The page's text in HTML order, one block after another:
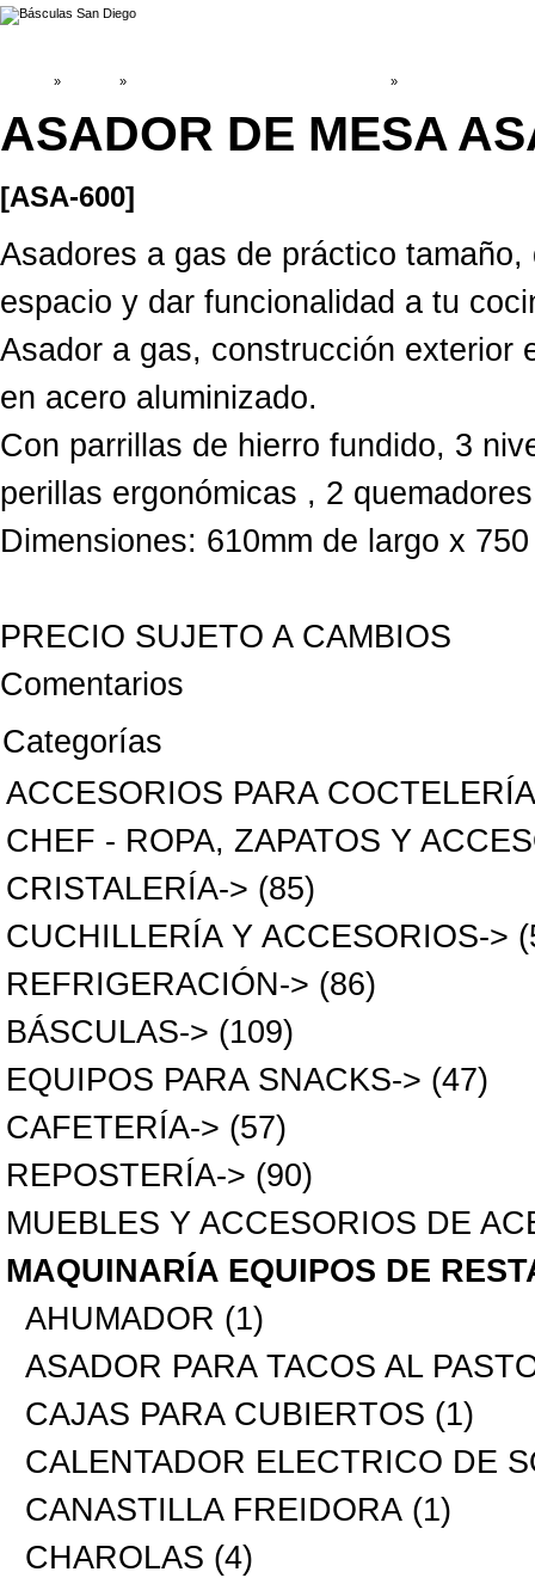
» » »
ASADOR DE MESA
[ASA-600]
Asadores a gas de práctico
espacio y dar funcionalidad a tu
Asador a gas, construcción exterior
en acero aluminizado.
Con parrillas de hierro fundido, 3
perillas ergonómicas , 2
Dimensiones: 610mm de largo x
PRECIO SUJETO A CAMBIOS
Comentarios
Categorías
ACCESORIOS PARA COCTELERÍA
CHEF - ROPA, ZAPATOS Y
CRISTALERÍA-> (85)
CUCHILLERÍA Y ACCESORIOS->
REFRIGERACIÓN-> (86)
BÁSCULAS-> (109)
EQUIPOS PARA SNACKS-> (47)
CAFETERÍA-> (57)
REPOSTERÍA-> (90)
MUEBLES Y ACCESORIOS DE
MAQUINARÍA EQUIPOS DE
AHUMADOR (1)
ASADOR PARA TACOS AL
CAJAS PARA CUBIERTOS (1)
CALENTADOR ELECTRICO DE
CANASTILLA FREIDORA (1)
CHAROLAS (4)